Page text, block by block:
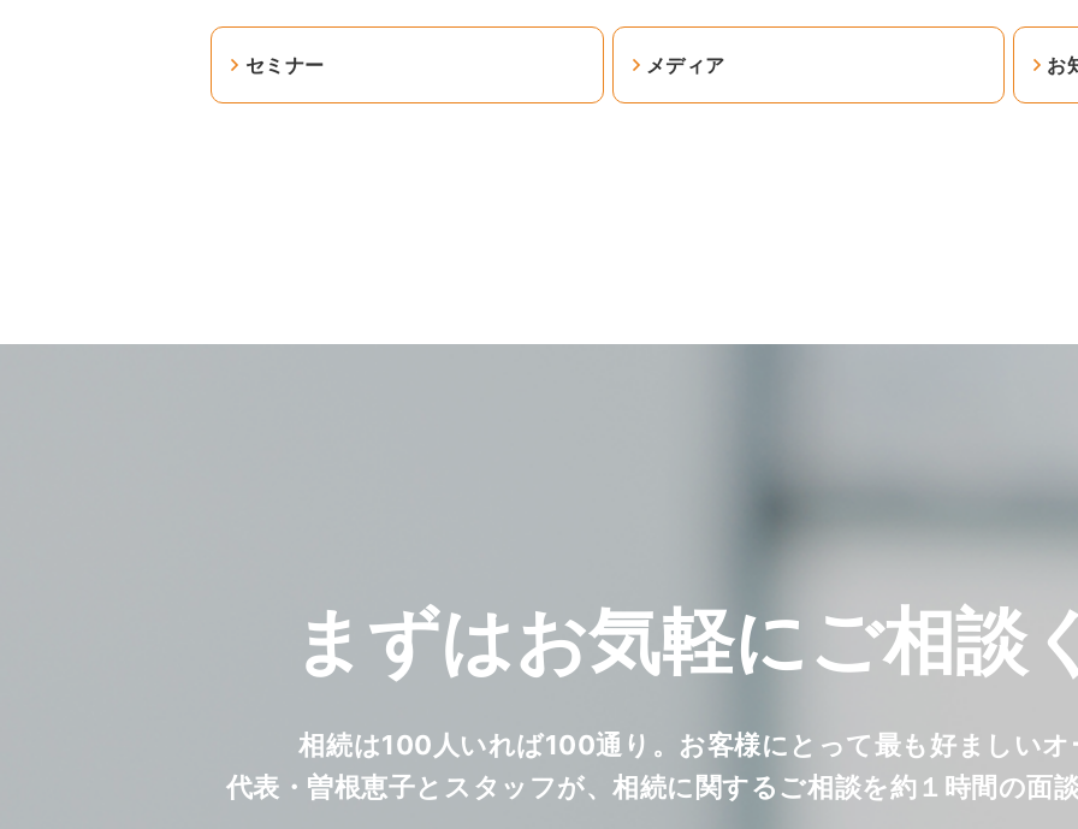
セミナー メディア お
まずはお気軽にご相談
相続は100人いれば100通り。お客様にとって最も好ましいオ
代表・曽根恵子とスタッフが、相続に関するご相談を約１時間の面